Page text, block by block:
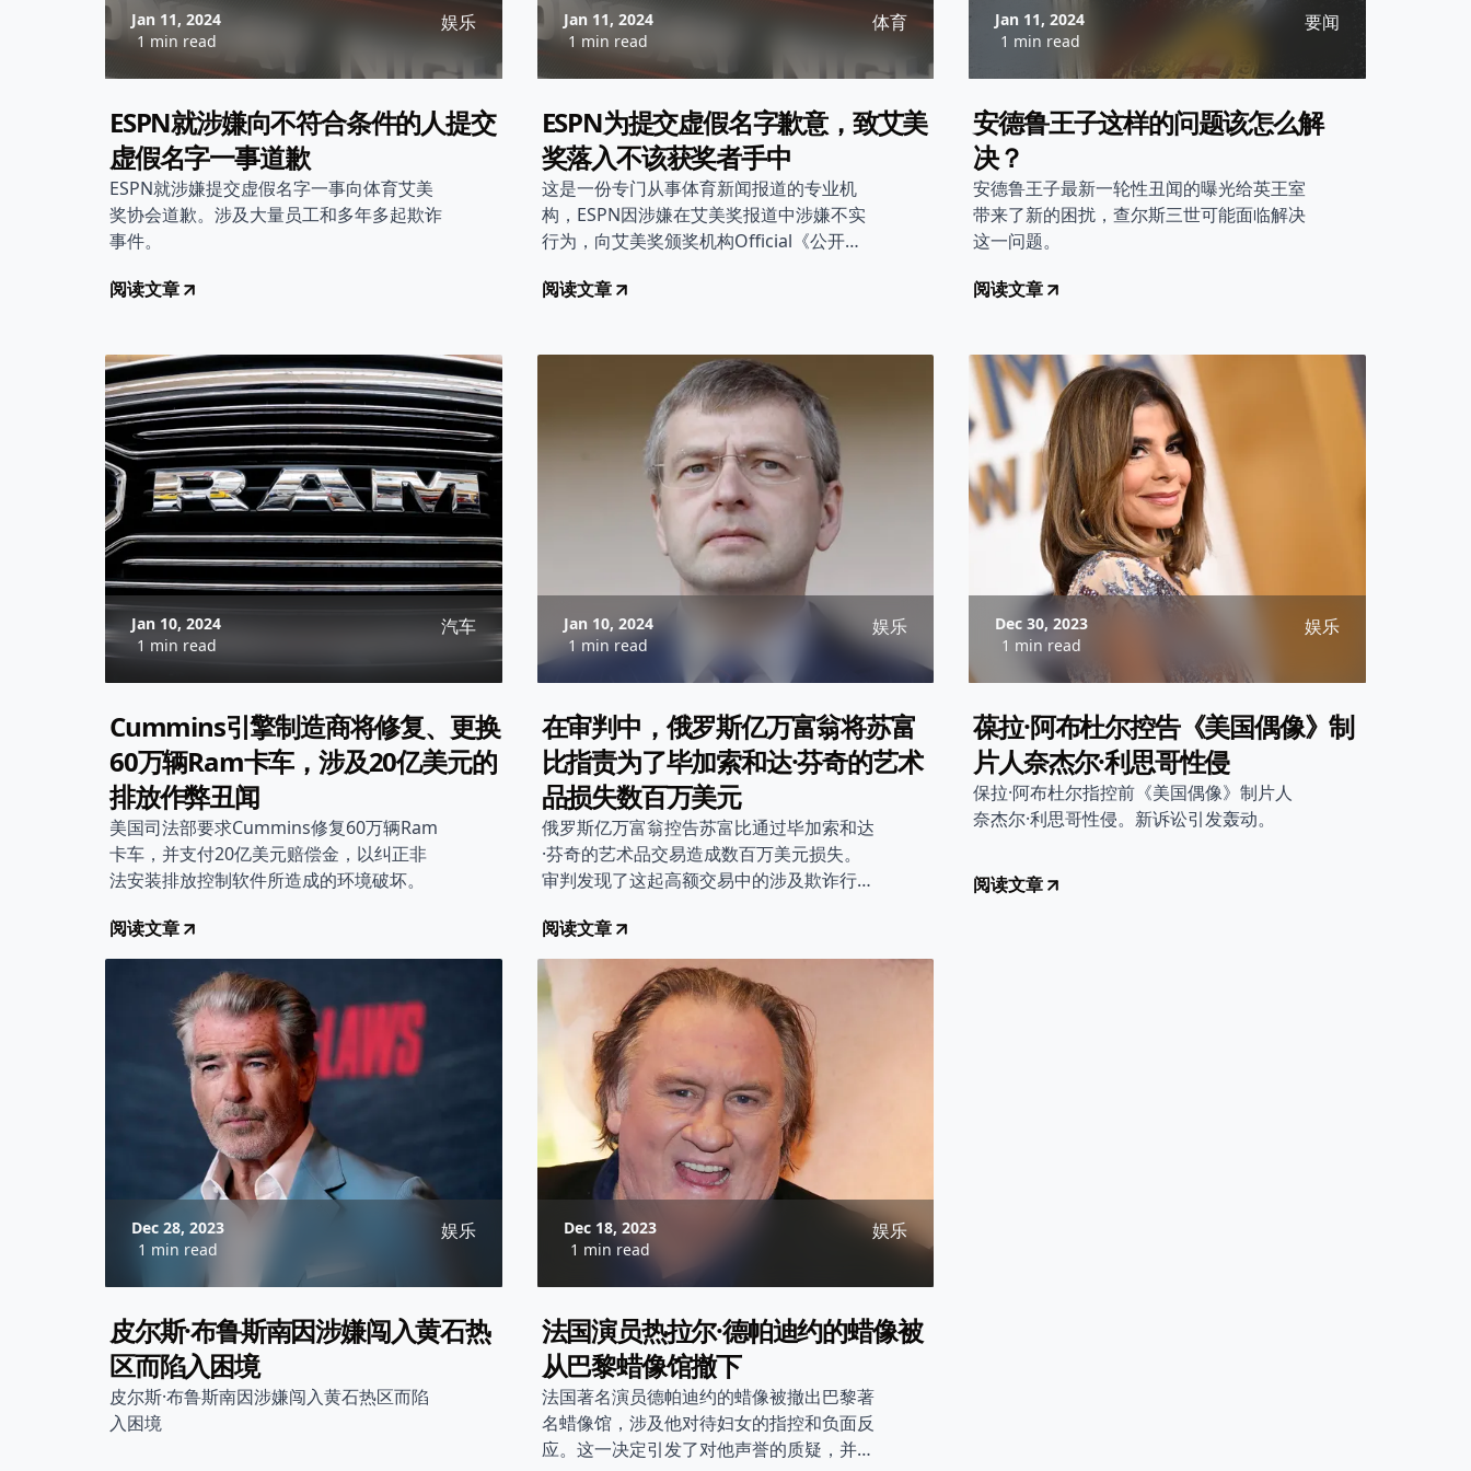
Jan 11, 2024
1 min read
娱乐
ESPN就涉嫌向不符合条件的人提交
虚假名字一事道歉
ESPN就涉嫌提交虚假名字一事向体育艾美
奖协会道歉。涉及大量员工和多年多起欺诈
事件。
阅读文章
Jan 11, 2024
1 min read
体育
ESPN为提交虚假名字歉意，致艾美
奖落入不该获奖者手中
这是一份专门从事体育新闻报道的专业机
构，ESPN因涉嫌在艾美奖报道中涉嫌不实
行为，向艾美奖颁奖机构Official《公开表
阅读文章
Jan 11, 2024
1 min read
要闻
安德鲁王子这样的问题该怎么解
决？
安德鲁王子最新一轮性丑闻的曝光给英王室
带来了新的困扰，查尔斯三世可能面临解决
这一问题。
阅读文章
Jan 10, 2024
1 min read
汽车
Cummins引擎制造商将修复、更换
60万辆Ram卡车，涉及20亿美元的
排放作弊丑闻
美国司法部要求Cummins修复60万辆Ram
卡车，并支付20亿美元赔偿金，以纠正非
法安装排放控制软件所造成的环境破坏。
阅读文章
Jan 10, 2024
1 min read
娱乐
在审判中，俄罗斯亿万富翁将苏富
比指责为了毕加索和达·芬奇的艺术
品损失数百万美元
俄罗斯亿万富翁控告苏富比通过毕加索和达
·芬奇的艺术品交易造成数百万美元损失。
审判发现了这起高额交易中的涉及欺诈行
阅读文章
Dec 30, 2023
1 min read
娱乐
葆拉·阿布杜尔控告《美国偶像》制
片人奈杰尔·利思哥性侵
保拉·阿布杜尔指控前《美国偶像》制片人
奈杰尔·利思哥性侵。新诉讼引发轰动。
阅读文章
Dec 28, 2023
1 min read
娱乐
皮尔斯·布鲁斯南因涉嫌闯入黄石热
区而陷入困境
皮尔斯·布鲁斯南因涉嫌闯入黄石热区而陷
入困境
Dec 18, 2023
1 min read
娱乐
法国演员热拉尔·德帕迪约的蜡像被
从巴黎蜡像馆撤下
法国著名演员德帕迪约的蜡像被撤出巴黎著
名蜡像馆，涉及他对待妇女的指控和负面反
应。这一决定引发了对他声誉的质疑，并使